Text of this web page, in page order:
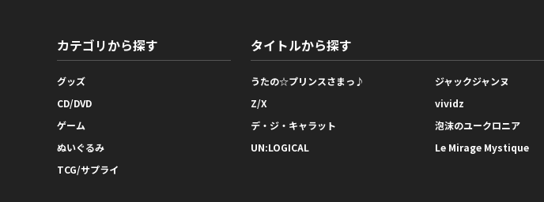
カテゴリから探す
グッズ
CD/DVD
ゲーム
ぬいぐるみ
TCG/サプライ
タイトルから探す
うたの☆プリンスさまっ♪
ジャックジャンヌ
Z/X
vividz
デ・ジ・キャラット
泡沫のユークロニア
UN:LOGICAL
Le Mirage Mystique